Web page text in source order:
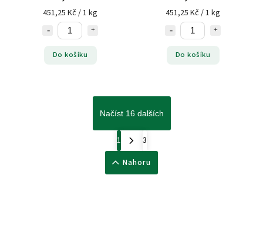
451,25 Kč / 1 kg
Do košíku
451,25 Kč / 1 kg
Do košíku
Načíst 16 dalších
1
3
Nahoru